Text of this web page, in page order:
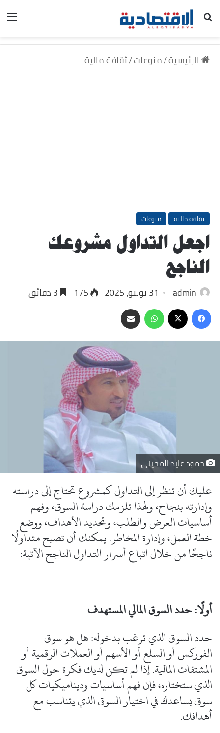
بحث عن
الرئيسية/منوعات/ثقافة مالية
ثقافة مالية منوعات
اجعل التداول مشروعك
الناجح
admin 31 يوليو، 2025 175
فيسبوك
‫X واتسابمشاركة
عبر
البريد
حمود عايد المحيني
عليك أن تنظر إلى التداول كمشروع تحتاج إلى دراسته
وإدارته بنجاح، ولهذا تلزمك دراسة السوق، وفهم
أساسيات العرض والطلب، وتحديد الأهداف، ووضع
خطة العمل، وإدارة المخاطر. يمكنك أن تصبح متداولًا
ناجحًا من خلال اتباع أسرار التداول الناجح الآتية:
أولًا: حدد السوق المالي المستهدف
‎حدد السوق الذي ترغب بدخوله: هل هو سوق
الفوركس أو السلع أو الأسهم أو العملات الرقمية أو
المشتقات المالية. إذا لم تكن لديك فكرة حول السوق
الذي ستختاره، فإن فهم أساسيات وديناميكيات كل
سوق يساعدك في اختيار السوق الذي يتناسب مع
أهدافك.